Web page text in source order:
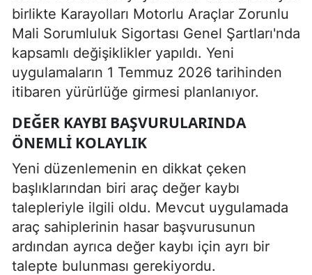
birlikte Karayolları Motorlu Araçlar Zorunlu
Mali Sorumluluk Sigortası Genel Şartları'nda
kapsamlı değişiklikler yapıldı. Yeni
uygulamaların 1 Temmuz 2026 tarihinden
itibaren yürürlüğe girmesi planlanıyor.
DEĞER KAYBI BAŞVURULARINDA
ÖNEMLI KOLAYLIK
Yeni düzenlemenin en dikkat çeken
başlıklarından biri araç değer kaybı
talepleriyle ilgili oldu. Mevcut uygulamada
araç sahiplerinin hasar başvurusunun
ardından ayrıca değer kaybı için ayrı bir
talepte bulunması gerekiyordu.